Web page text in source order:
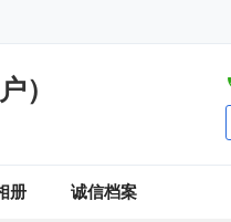
）
册 诚信档案